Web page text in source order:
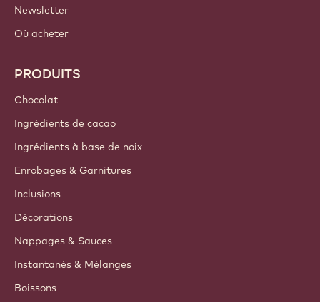
Newsletter
Où acheter
PRODUITS
Chocolat
Ingrédients de cacao
Ingrédients à base de noix
Enrobages & Garnitures
Inclusions
Décorations
Nappages & Sauces
Instantanés & Mélanges
Boissons